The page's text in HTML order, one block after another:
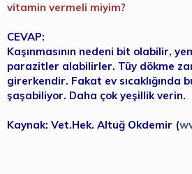
vitamin vermeli miyim?
CEVAP:
Kaşınmasının nedeni bit olabilir,
parazitler alabilirler. Tüy dökme
girerkendir. Fakat ev sıcaklığında
şaşabiliyor. Daha çok yeşillik verin.
Kaynak: Vet.Hek. Altuğ Okdemir (